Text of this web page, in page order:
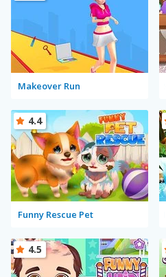
Makeover Run
Funny Rescue Pet
4.4
4.5